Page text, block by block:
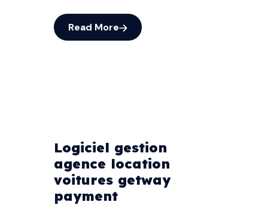
Read More
Logiciel gestion
agence location
voitures getway
payment